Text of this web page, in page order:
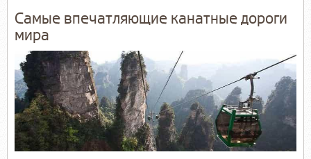
Самые впечатляющие канатные дороги
мира